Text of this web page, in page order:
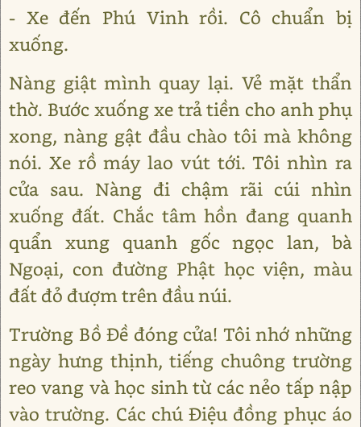
- Xe đến Phú Vinh rồi. Cô chuẩn bị
xuống.
Nàng giật mình quay lại. Vẻ mặt thẩn
thờ. Bước xuống xe trả tiền cho anh phụ
xong, nàng gật đầu chào tôi mà không
nói. Xe rồ máy lao vút tới. Tôi nhìn ra
cửa sau. Nàng đi chậm rãi cúi nhìn
xuống đất. Chắc tâm hồn đang quanh
quẩn xung quanh gốc ngọc lan, bà
Ngoại, con đường Phật học viện, màu
đất đỏ đượm trên đầu núi.
Trường Bồ Đề đóng cửa! Tôi nhớ những
ngày hưng thịnh, tiếng chuông trường
reo vang và học sinh từ các nẻo tấp nập
vào trường. Các chú Điệu đồng phục áo